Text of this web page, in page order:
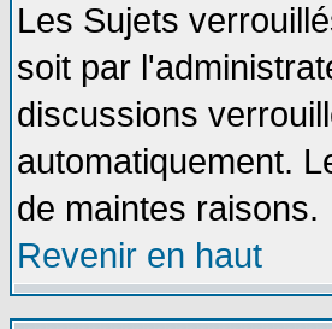
Les Sujets
soit par
discussions
automatiquement.
de maintes raisons.
Revenir en haut